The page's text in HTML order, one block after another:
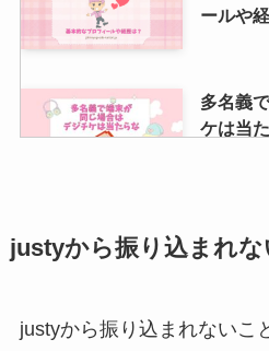
ールや
多名義
ケは当
松田元
は？天
justyから振り込まれな
justyから振り込まれないこ